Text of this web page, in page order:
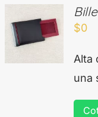
$0
Alta
una